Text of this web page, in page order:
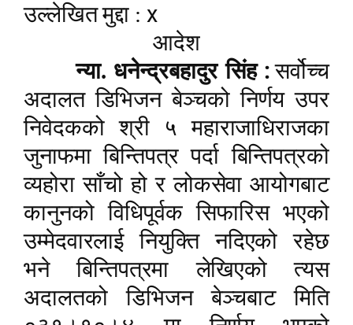
उल्लेखित मुद्दा : x
आदेश
न्या. धनेन्द्रबहादुर सिंह: सर्वोच्च
अदालत डिभिजन बेञ्चको निर्णय उपर
निवेदकको श्री ५ महाराजाधिराजका
जुनाफमा बिन्तिपत्र पर्दा बिन्तिपत्रको
व्यहोरा साँचो हो र लोकसेवा आयोगबाट
कानुनको विधिपूर्वक सिफारिस भएको
उम्मेदवारलाई नियुक्ति नदिएको रहेछ
भने बिन्तिपत्रमा लेखिएको त्यस
अदालतको डिभिजन बेञ्चबाट मिति